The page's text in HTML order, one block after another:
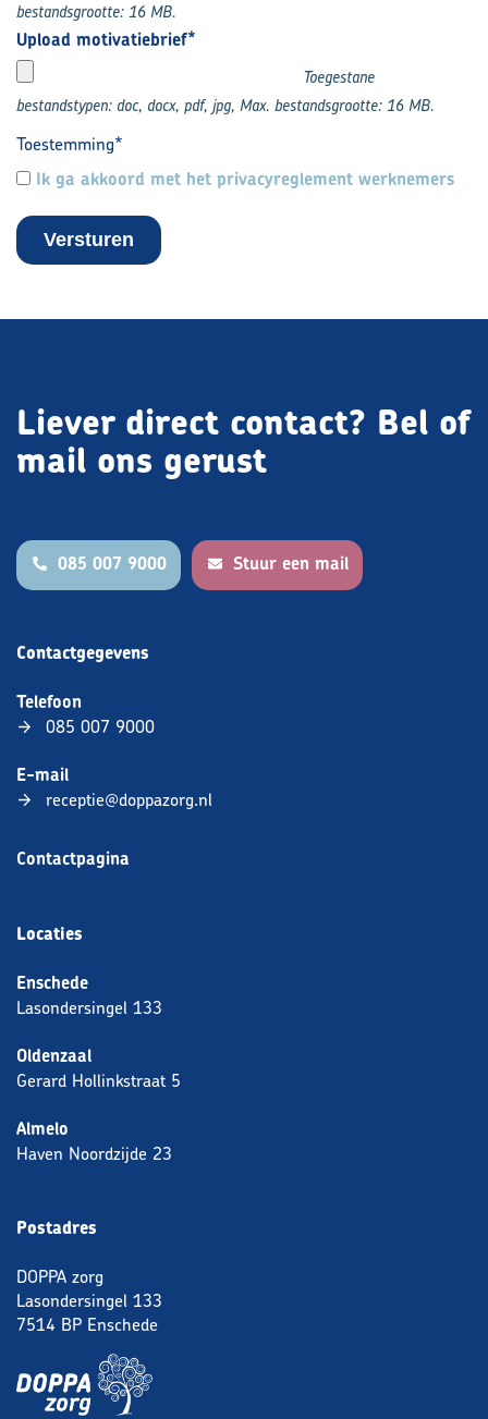
bestandsgrootte: 16 MB.
Upload motivatiebrief
Toegestane
bestandstypen: doc, docx, pdf, jpg, Max. bestandsgrootte: 16 MB.
Toestemming
Ik ga akkoord met het privacyreglement werknemers
Liever direct contact? Bel of
mail ons gerust
085 007 9000 Stuur een mail
Contactgegevens
Telefoon
085 007 9000
E-mail
receptie@doppazorg.nl
Contactpagina
Locaties
Enschede
Lasondersingel 133
Oldenzaal
Gerard Hollinkstraat 5
Almelo
Haven Noordzijde 23
Postadres
DOPPA zorg
Lasondersingel 133
7514 BP Enschede